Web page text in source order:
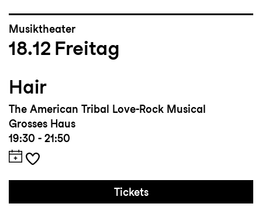
Musiktheater
18.12 Freitag
Hair
The American Tribal Love-Rock Musical
Grosses Haus
19:30 - 21:50
Tickets